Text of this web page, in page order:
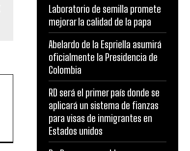
Laboratorio de semilla promete
mejorar la calidad de la papa
Abelardo de la Espriella asumirá
oficialmente la Presidencia de
Colombia
RD será el primer país donde se
aplicará un sistema de fianzas
para visas de inmigrantes en
Estados unidos